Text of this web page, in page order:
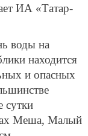
ИА «Татар-
воды на
находится
и опасных
сутки
Меша, Малый